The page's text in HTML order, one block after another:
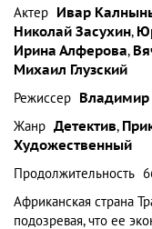
Актер Ивар
Николай Засухин,
Ирина Алферова,
Михаил Глузский
Режиссер
Жанр Детектив,
Художественный
Продолжительность
Африканская страна
подозревая, что ее